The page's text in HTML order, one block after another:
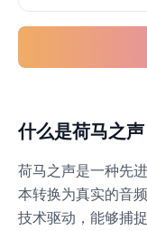
什么是荷马之
荷马之声是一种先
本转换为真实的音
技术驱动，能够捕